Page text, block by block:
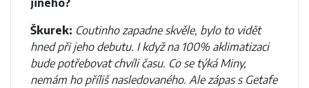
jiného?
Škurek: Coutinho zapadne skvěle, bylo to vidět
hned při jeho debutu. I když na 100% aklimatizaci
bude potřebovat chvíli času. Co se týká Miny,
nemám ho příliš nasledovaného. Ale zápas s Getafe